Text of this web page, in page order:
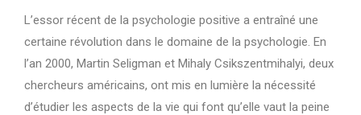
L’essor récent de la psychologie positive a entraîné une
certaine révolution dans le domaine de la psychologie. En
l’an 2000, Martin Seligman et Mihaly Csikszentmihalyi, deux
chercheurs américains, ont mis en lumière la nécessité
d’étudier les aspects de la vie qui font qu’elle vaut la peine